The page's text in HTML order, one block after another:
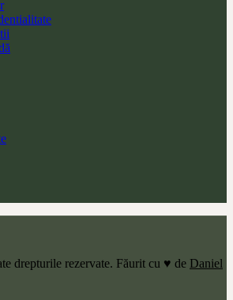
drepturile rezervate. Făurit cu ♥ de Daniel